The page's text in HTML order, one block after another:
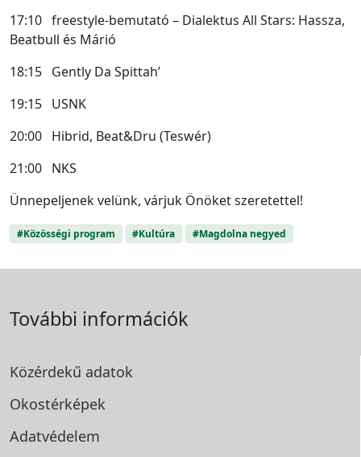
17:10 freestyle-bemutató – Dialektus All Stars: Hassza,
Beatbull és Márió
18:15 Gently Da Spittah’
19:15 USNK
20:00 Hibrid, Beat&Dru (Teswér)
21:00 NKS
Ünnepeljenek velünk, várjuk Önöket szeretettel!
#Közösségi program #Kultúra #Magdolna negyed
További információk
Közérdekű adatok
Okostérképek
Adatvédelem